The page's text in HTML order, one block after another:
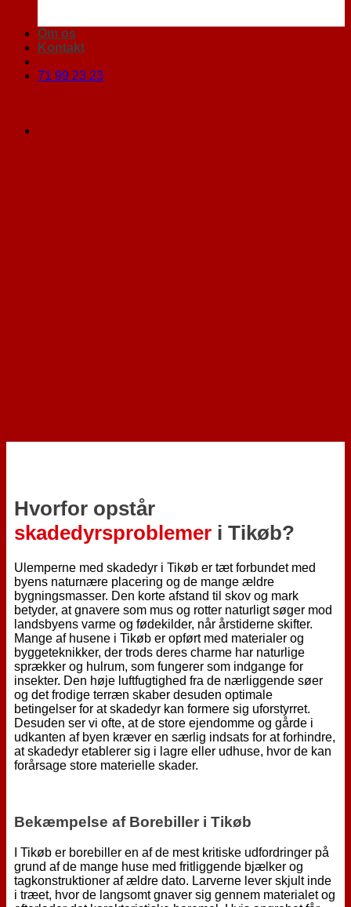
Om os
Kontakt
71 99 23 23
Hvorfor opstår
skadedyrsproblemer i Tikøb?
Ulemperne med skadedyr i Tikøb er tæt forbundet med
byens naturnære placering og de mange ældre
bygningsmasser. Den korte afstand til skov og mark
betyder, at gnavere som mus og rotter naturligt søger mod
landsbyens varme og fødekilder, når årstiderne skifter.
Mange af husene i Tikøb er opført med materialer og
byggeteknikker, der trods deres charme har naturlige
sprækker og hulrum, som fungerer som indgange for
insekter. Den høje luftfugtighed fra de nærliggende søer
og det frodige terræn skaber desuden optimale
betingelser for at skadedyr kan formere sig uforstyrret.
Desuden ser vi ofte, at de store ejendomme og gårde i
udkanten af byen kræver en særlig indsats for at forhindre,
at skadedyr etablerer sig i lagre eller udhuse, hvor de kan
forårsage store materielle skader.
Bekæmpelse af Borebiller i Tikøb
I Tikøb er borebiller en af de mest kritiske udfordringer på
grund af de mange huse med fritliggende bjælker og
tagkonstruktioner af ældre dato. Larverne lever skjult inde
i træet, hvor de langsomt gnaver sig gennem materialet og